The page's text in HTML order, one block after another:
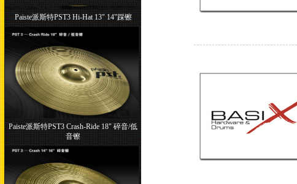
Paiste派斯特PST3 Hi-Hat 13" 14"踩镲
Paiste派斯特PST3 Crash-Ride 18" 碎音/低
音镲